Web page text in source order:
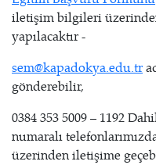
iletişim bilgileri
yapılacaktır -
sem@kapadokya.edu.tr
gönderebilir,
0384 353 5009 – 1192
numaralı
üzerinden iletişime